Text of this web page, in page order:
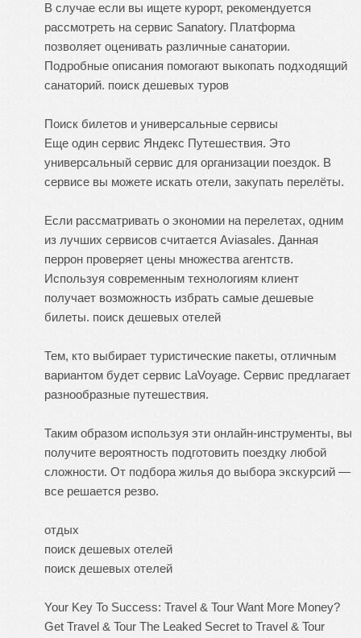
В случае если вы ищете курорт, рекомендуется
рассмотреть на сервис Sanatory. Платформа
позволяет оценивать различные санатории.
Подробные описания помогают выкопать подходящий
санаторий. поиск дешевых туров
Поиск билетов и универсальные сервисы
Еще один сервис Яндекс Путешествия. Это
универсальный сервис для организации поездок. В
сервисе вы можете искать отели, закупать перелёты.
Если рассматривать о экономии на перелетах, одним
из лучших сервисов считается Aviasales. Данная
перрон проверяет цены множества агентств.
Используя современным технологиям клиент
получает возможность избрать самые дешевые
билеты. поиск дешевых отелей
Тем, кто выбирает туристические пакеты, отличным
вариантом будет сервис LaVoyage. Сервис предлагает
разнообразные путешествия.
Таким образом используя эти онлайн-инструменты, вы
получите вероятность подготовить поездку любой
сложности. От подбора жилья до выбора экскурсий —
все решается резво.
отдых
поиск дешевых отелей
поиск дешевых отелей
Your Key To Success: Travel & Tour Want More Money?
Get Travel & Tour The Leaked Secret to Travel & Tour